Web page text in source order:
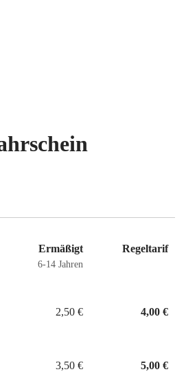
Ermäßigt
6-14 Jahren
Regeltarif
2,50 € 4,00 €
3,50 € 5,00 €